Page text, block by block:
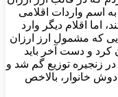
اسم واردات اقلامی
اقلام دیگر وارد
که مشمول ارز ارزان
و دست آخر باید
زنجیره توزیع گم شد و
دوش خانوار، بالاخص